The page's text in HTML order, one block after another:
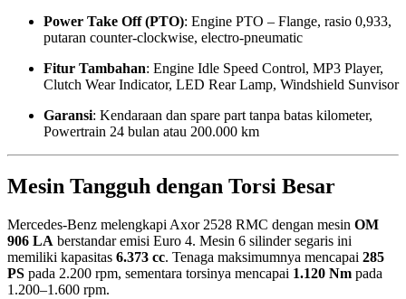
Power Take Off (PTO): Engine PTO – Flange, rasio 0,933,
putaran counter-clockwise, electro-pneumatic
Fitur Tambahan: Engine Idle Speed Control, MP3 Player,
Clutch Wear Indicator, LED Rear Lamp, Windshield Sunvisor
Garansi: Kendaraan dan spare part tanpa batas kilometer,
Powertrain 24 bulan atau 200.000 km
Mesin Tangguh dengan Torsi Besar
Mercedes-Benz melengkapi Axor 2528 RMC dengan mesin OM
906 LA berstandar emisi Euro 4. Mesin 6 silinder segaris ini
memiliki kapasitas 6.373 cc. Tenaga maksimumnya mencapai 285
PS pada 2.200 rpm, sementara torsinya mencapai 1.120 Nm pada
1.200–1.600 rpm.